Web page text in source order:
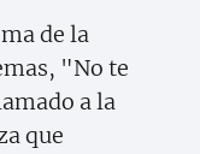
de la
"No te
a la
que